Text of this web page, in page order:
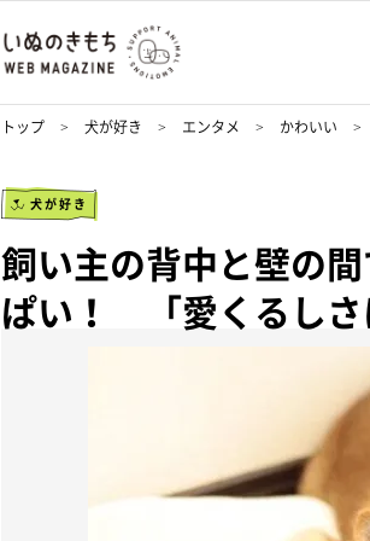
トップ 犬が好き エンタメ かわいい
犬が好き
飼い主の背中と壁の
ぱい！ 「愛くるしさ